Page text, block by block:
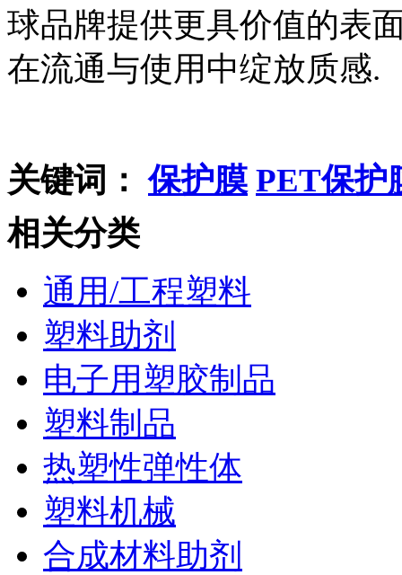
球品牌提供更具价值的表
在流通与使用中绽放质感.
关键词： 保护膜 PET保护
相关分类
通用/工程塑料
塑料助剂
电子用塑胶制品
塑料制品
热塑性弹性体
塑料机械
合成材料助剂